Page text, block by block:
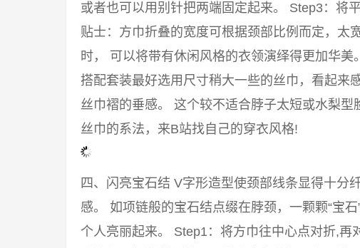
或者也可以用别针把两端固定起来。 Step3：将
贴士：方巾折叠的宽度可根据颈部比例而定，太
时， 可以将带有休闲风格的衣领演绎得更加华美
搭配套装最好选用尺寸稍大一些的丝巾，看起来
丝巾褶的垂感。 这个较不适合脖子太短或水梨型
丝巾的系法，来B站找自己的穿衣风格!
四、闪亮宝石结 V字形造型使颈部线条显得十分
感。 如项链般的宝石结点缀在脖颈，一颗颗“宝
个人亮丽起来。 Step1：将方巾往中心点对折,